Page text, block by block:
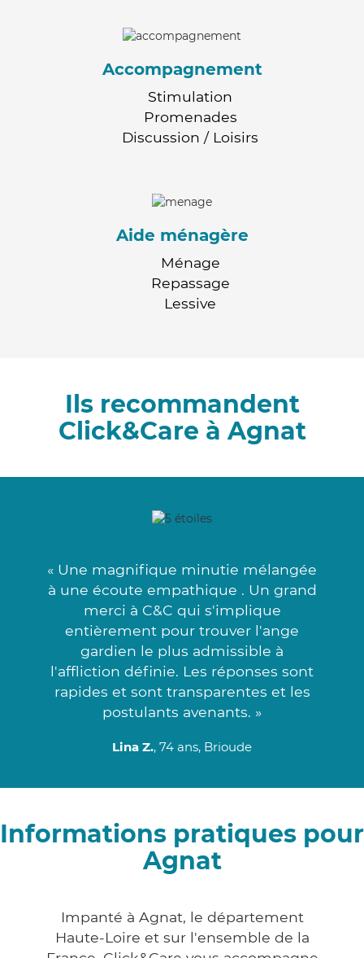
Accompagnement
Stimulation
Promenades
Discussion / Loisirs
Aide ménagère
Ménage
Repassage
Lessive
Ils recommandent
Click&Care à Agnat
« Une magnifique minutie mélangée
à une écoute empathique . Un grand
merci à C&C qui s'implique
entièrement pour trouver l'ange
gardien le plus admissible à
l'affliction définie. Les réponses sont
rapides et sont transparentes et les
postulants avenants. »
Lina Z., 74 ans, Brioude
Informations pratiques pour
Agnat
Impanté à Agnat, le département
Haute-Loire et sur l'ensemble de la